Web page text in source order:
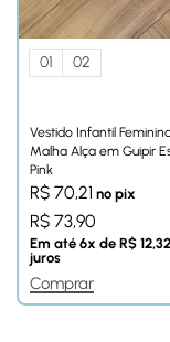
01 02
Vestido Infantil
Malha Alça em Guipir
Pink
R$ 70,21 no pix
R$ 73,90
Em até 6x de R$ 12,32
juros
Comprar